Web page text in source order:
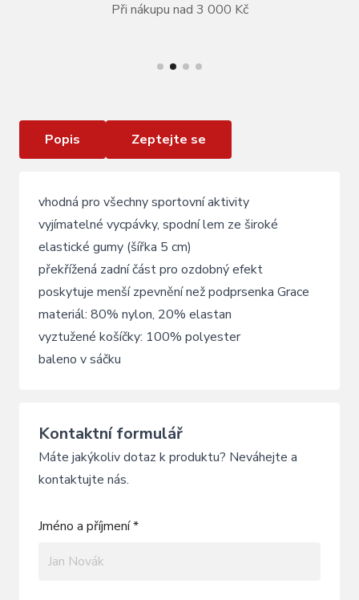
Při nákupu nad 3 000 Kč
Popis Zeptejte se
vhodná pro všechny sportovní aktivity
vyjímatelné vycpávky, spodní lem ze široké
elastické gumy (šířka 5 cm)
překřížená zadní část pro ozdobný efekt
poskytuje menší zpevnění než podprsenka Grace
materiál: 80% nylon, 20% elastan
vyztužené košíčky: 100% polyester
baleno v sáčku
Kontaktní formulář
Máte jakýkoliv dotaz k produktu? Neváhejte a
kontaktujte nás.
Jméno a příjmení *